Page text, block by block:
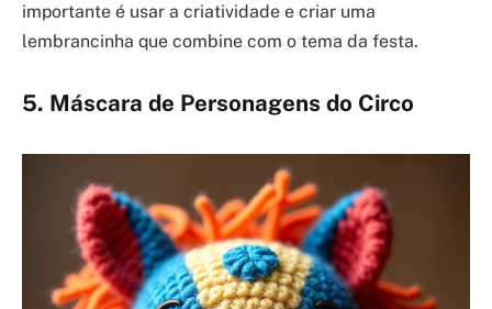
importante é usar a criatividade e criar uma
lembrancinha que combine com o tema da festa.
5. Máscara de Personagens do Circo